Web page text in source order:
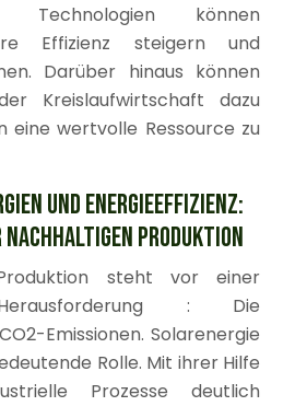
Technologien können
Effizienz steigern und
Darüber hinaus können
Kreislaufwirtschaft dazu
eine wertvolle Ressource zu
UND ENERGIEEFFIZIENZ:
PRODUKTION
steht vor einer
: Die
Emissionen. Solarenergie
Rolle. Mit ihrer Hilfe
Prozesse deutlich